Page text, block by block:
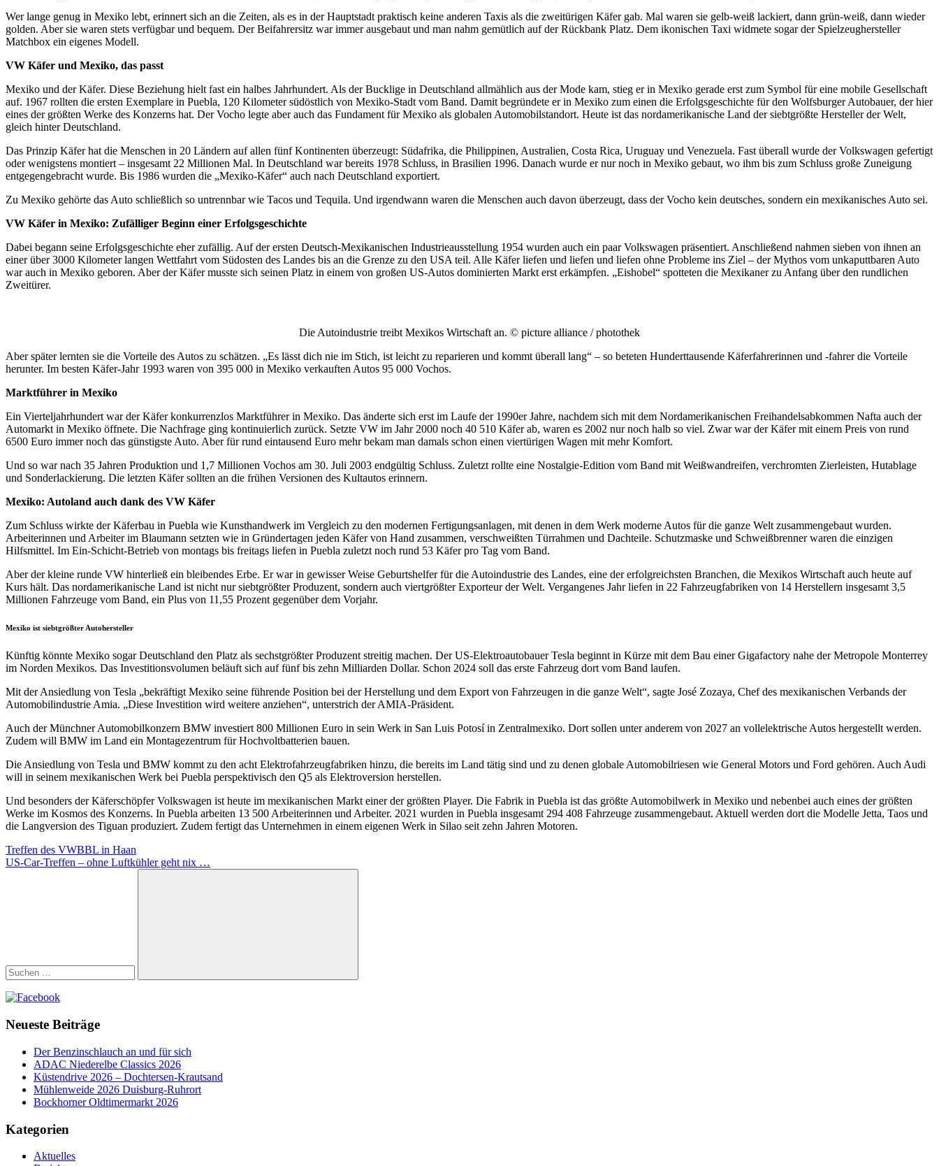
Wer lange genug in Mexiko lebt, erinnert sich an die Zeiten, als es in der Hauptstadt praktisch keine anderen Taxis als die zweitürigen Käfer gab. Mal waren sie gelb-weiß lackiert, dann grün-weiß, dann wieder
golden. Aber sie waren stets verfügbar und bequem. Der Beifahrersitz war immer ausgebaut und man nahm gemütlich auf der Rückbank Platz. Dem ikonischen Taxi widmete sogar der Spielzeughersteller
Matchbox ein eigenes Modell.
VW Käfer und Mexiko, das passt
Mexiko und der Käfer. Diese Beziehung hielt fast ein halbes Jahrhundert. Als der Bucklige in Deutschland allmählich aus der Mode kam, stieg er in Mexiko gerade erst zum Symbol für eine mobile Gesellschaft
auf. 1967 rollten die ersten Exemplare in Puebla, 120 Kilometer südöstlich von Mexiko-Stadt vom Band. Damit begründete er in Mexiko zum einen die Erfolgsgeschichte für den Wolfsburger Autobauer, der hier
eines der größten Werke des Konzerns hat. Der Vocho legte aber auch das Fundament für Mexiko als globalen Automobilstandort. Heute ist das nordamerikanische Land der siebtgrößte Hersteller der Welt,
gleich hinter Deutschland.
Das Prinzip Käfer hat die Menschen in 20 Ländern auf allen fünf Kontinenten überzeugt: Südafrika, die Philippinen, Australien, Costa Rica, Uruguay und Venezuela. Fast überall wurde der Volkswagen gefertigt
oder wenigstens montiert – insgesamt 22 Millionen Mal. In Deutschland war bereits 1978 Schluss, in Brasilien 1996. Danach wurde er nur noch in Mexiko gebaut, wo ihm bis zum Schluss große Zuneigung
entgegengebracht wurde. Bis 1986 wurden die „Mexiko-Käfer“ auch nach Deutschland exportiert.
Zu Mexiko gehörte das Auto schließlich so untrennbar wie Tacos und Tequila. Und irgendwann waren die Menschen auch davon überzeugt, dass der Vocho kein deutsches, sondern ein mexikanisches Auto sei.
VW Käfer in Mexiko: Zufälliger Beginn einer Erfolgsgeschichte
Dabei begann seine Erfolgsgeschichte eher zufällig. Auf der ersten Deutsch-Mexikanischen Industrieausstellung 1954 wurden auch ein paar Volkswagen präsentiert. Anschließend nahmen sieben von ihnen an
einer über 3000 Kilometer langen Wettfahrt vom Südosten des Landes bis an die Grenze zu den USA teil. Alle Käfer liefen und liefen und liefen ohne Probleme ins Ziel – der Mythos vom unkaputtbaren Auto
war auch in Mexiko geboren. Aber der Käfer musste sich seinen Platz in einem von großen US-Autos dominierten Markt erst erkämpfen. „Eishobel“ spotteten die Mexikaner zu Anfang über den rundlichen
Zweitürer.
Die Autoindustrie treibt Mexikos Wirtschaft an. © picture alliance / photothek
Aber später lernten sie die Vorteile des Autos zu schätzen. „Es lässt dich nie im Stich, ist leicht zu reparieren und kommt überall lang“ – so beteten Hunderttausende Käferfahrerinnen und -fahrer die Vorteile
herunter. Im besten Käfer-Jahr 1993 waren von 395 000 in Mexiko verkauften Autos 95 000 Vochos.
Marktführer in Mexiko
Ein Vierteljahrhundert war der Käfer konkurrenzlos Marktführer in Mexiko. Das änderte sich erst im Laufe der 1990er Jahre, nachdem sich mit dem Nordamerikanischen Freihandelsabkommen Nafta auch der
Automarkt in Mexiko öffnete. Die Nachfrage ging kontinuierlich zurück. Setzte VW im Jahr 2000 noch 40 510 Käfer ab, waren es 2002 nur noch halb so viel. Zwar war der Käfer mit einem Preis von rund
6500 Euro immer noch das günstigste Auto. Aber für rund eintausend Euro mehr bekam man damals schon einen viertürigen Wagen mit mehr Komfort.
Und so war nach 35 Jahren Produktion und 1,7 Millionen Vochos am 30. Juli 2003 endgültig Schluss. Zuletzt rollte eine Nostalgie-Edition vom Band mit Weißwandreifen, verchromten Zierleisten, Hutablage
und Sonderlackierung. Die letzten Käfer sollten an die frühen Versionen des Kultautos erinnern.
Mexiko: Autoland auch dank des VW Käfer
Zum Schluss wirkte der Käferbau in Puebla wie Kunsthandwerk im Vergleich zu den modernen Fertigungsanlagen, mit denen in dem Werk moderne Autos für die ganze Welt zusammengebaut wurden.
Arbeiterinnen und Arbeiter im Blaumann setzten wie in Gründertagen jeden Käfer von Hand zusammen, verschweißten Türrahmen und Dachteile. Schutzmaske und Schweißbrenner waren die einzigen
Hilfsmittel. Im Ein-Schicht-Betrieb von montags bis freitags liefen in Puebla zuletzt noch rund 53 Käfer pro Tag vom Band.
Aber der kleine runde VW hinterließ ein bleibendes Erbe. Er war in gewisser Weise Geburtshelfer für die Autoindustrie des Landes, eine der erfolgreichsten Branchen, die Mexikos Wirtschaft auch heute auf
Kurs hält. Das nordamerikanische Land ist nicht nur siebtgrößter Produzent, sondern auch viertgrößter Exporteur der Welt. Vergangenes Jahr liefen in 22 Fahrzeugfabriken von 14 Herstellern insgesamt 3,5
Millionen Fahrzeuge vom Band, ein Plus von 11,55 Prozent gegenüber dem Vorjahr.
Mexiko ist siebtgrößter Autohersteller
Künftig könnte Mexiko sogar Deutschland den Platz als sechstgrößter Produzent streitig machen. Der US-Elektroautobauer Tesla beginnt in Kürze mit dem Bau einer Gigafactory nahe der Metropole Monterrey
im Norden Mexikos. Das Investitionsvolumen beläuft sich auf fünf bis zehn Milliarden Dollar. Schon 2024 soll das erste Fahrzeug dort vom Band laufen.
Mit der Ansiedlung von Tesla „bekräftigt Mexiko seine führende Position bei der Herstellung und dem Export von Fahrzeugen in die ganze Welt“, sagte José Zozaya, Chef des mexikanischen Verbands der
Automobilindustrie Amia. „Diese Investition wird weitere anziehen“, unterstrich der AMIA-Präsident.
Auch der Münchner Automobilkonzern BMW investiert 800 Millionen Euro in sein Werk in San Luis Potosí in Zentralmexiko. Dort sollen unter anderem von 2027 an vollelektrische Autos hergestellt werden.
Zudem will BMW im Land ein Montagezentrum für Hochvoltbatterien bauen.
Die Ansiedlung von Tesla und BMW kommt zu den acht Elektrofahrzeugfabriken hinzu, die bereits im Land tätig sind und zu denen globale Automobilriesen wie General Motors und Ford gehören. Auch Audi
will in seinem mexikanischen Werk bei Puebla perspektivisch den Q5 als Elektroversion herstellen.
Und besonders der Käferschöpfer Volkswagen ist heute im mexikanischen Markt einer der größten Player. Die Fabrik in Puebla ist das größte Automobilwerk in Mexiko und nebenbei auch eines der größten
Werke im Kosmos des Konzerns. In Puebla arbeiten 13 500 Arbeiterinnen und Arbeiter. 2021 wurden in Puebla insgesamt 294 408 Fahrzeuge zusammengebaut. Aktuell werden dort die Modelle Jetta, Taos und
die Langversion des Tiguan produziert. Zudem fertigt das Unternehmen in einem eigenen Werk in Silao seit zehn Jahren Motoren.
Beitragsnavigation
Vorheriger
Beitrag:
Treffen des VWBBL in Haan
Nächster
US-Car-Treffen – ohne Luftkühler geht nix …
Suchen
Neueste Beiträge
Der Benzinschlauch an und für sich
ADAC Niederelbe Classics 2026
Küstendrive 2026 – Dochtersen-Krautsand
Mühlenweide 2026 Duisburg-Ruhrort
Bockhorner Oldtimermarkt 2026
Kategorien
Aktuelles